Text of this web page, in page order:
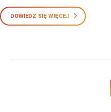
DOWIEDZ SIĘ WIĘCEJ